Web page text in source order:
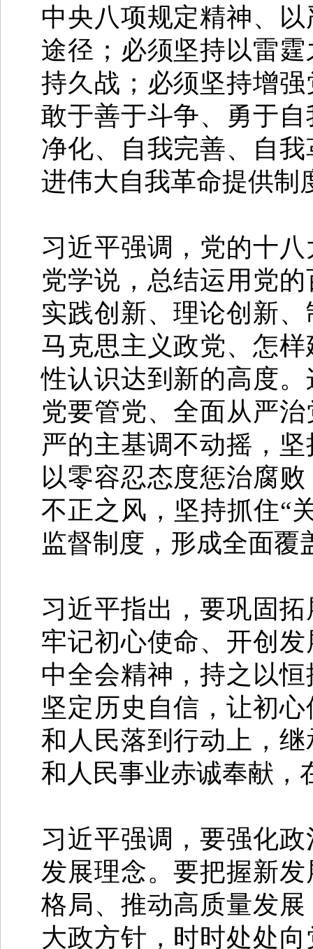
中央八项规定精神、
途径；必须坚持以雷
持久战；必须坚持增
敢于善于斗争、勇于
净化、自我完善、自
进伟大自我革命提供制
习近平强调，党的十
党学说，总结运用党
实践创新、理论创新
马克思主义政党、怎
性认识达到新的高度
党要管党、全面从严
严的主基调不动摇，
以零容忍态度惩治腐
不正之风，坚持抓住“
监督制度，形成全面覆
习近平指出，要巩固
牢记初心使命、开创
中全会精神，持之以
坚定历史自信，让初
和人民落到行动上，
和人民事业赤诚奉献，
习近平强调，要强化
发展理念。要把握新
格局、推动高质量发
大政方针，时时处处